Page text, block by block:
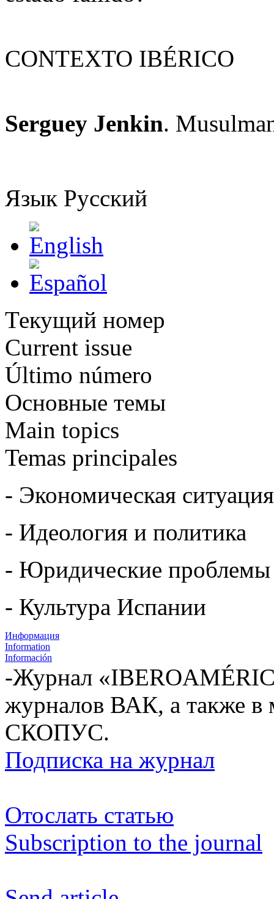
CONTEXTO IBÉRICO
Serguey Jenkin.
Язык Русский
Текущий номер
Current issue
Último número
Основные темы
Main topics
Temas principales
- Экономическая
- Идеология и политика
- Юридические проблемы
- Культура Испании
Информация
Information
Información
-Журнал
журналов ВАК, а также в
СКОПУС.
Подписка на журнал
Отослать статью
Subscription to the journal